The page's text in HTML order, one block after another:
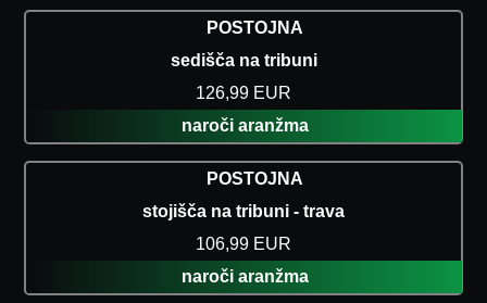
POSTOJNA
sedišča na tribuni
126,99 EUR
naroči aranžma
POSTOJNA
stojišča na tribuni - trava
106,99 EUR
naroči aranžma